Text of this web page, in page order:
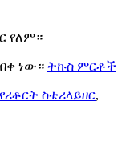
የለም።
ነው። ትኩስ ምርቶች
የሪቶርት ስቴሪላይዘር,